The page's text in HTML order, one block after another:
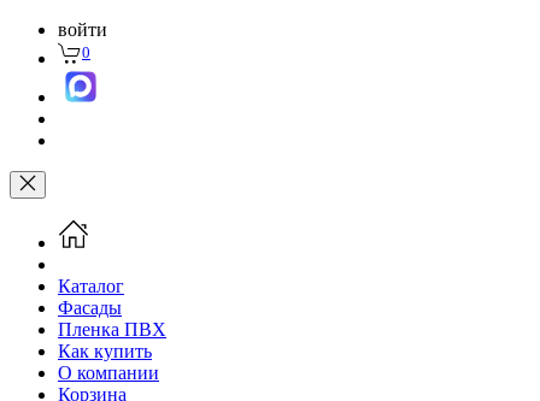
войти
0
Каталог
Фасады
Пленка ПВХ
Как купить
О компании
Корзина